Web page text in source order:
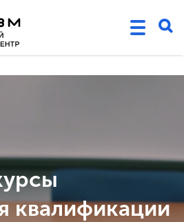
квалификации